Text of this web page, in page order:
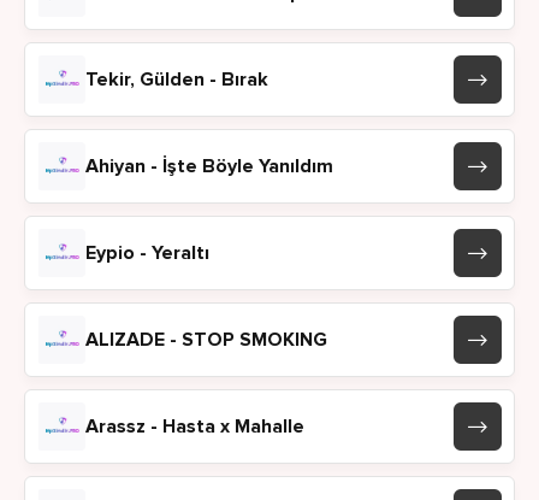
Tekir, Gülden - Bırak
Ahiyan - İşte Böyle Yanıldım
Eypio - Yeraltı
ALIZADE - STOP SMOKING
Arassz - Hasta x Mahalle